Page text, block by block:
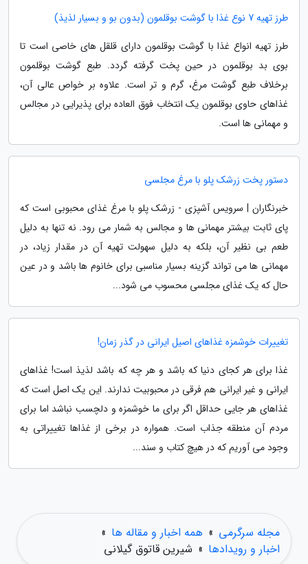
طرز تهیه 7 نوع غذا با گوشت بوقلمون (بدون بو و بسیار لذیذ)
طرز تهیه انواع غذا با گوشت بوقلمون دارای قلقل های خاصی است تا
بوی بد بوقلمون در حین پخت گرفته گردد. طبع گوشت بوقلمون
برخلاف طبع گوشت مرغ، گرم و تر است. علاوه بر خواص عالی آن،
غذاهای حاوی بوقلمون یک انتخاب فوق العاده برای پذیرایی در مجالس
و مهمانی ها است.
دستور پخت زرشک پلو با مرغ مجلسی
خبرنگاران | سرویس آشپزی - زرشک پلو با مرغ غذای محبوبی است که
پای ثابت بیشتر مهمانی ها و مجالس به شمار می رود. نه تنها به دلیل
طعم بی نظیر آن، بلکه به دلیل سهولت تهیه آن در مقدار زیاد، در
مهمانی ها می تواند گزینه بسیار مناسبی برای خانوم ها باشد و در عین
حال که یک غذای مجلسی محسوب می شود...
تغییرات خوشمزه غذاهای اصیل ایرانی در گذر زمان!
غذا برای هر کجای دنیا که باشد و هر چه که باشد لذیذ است! غذاهای
ایرانی و غیر ایرانی هم فرقی در محبوبیت ندارند. این یک اصل است که
غذاهای هر جایی حداقل اگر برای ما خوشمزه و دلچسب نباشد اما برای
مردم آن منطقه جذاب است. همواره در برخی از غذاها تغییراتی به
وجود می آوریم که در هیچ کتاب و سند...
مجله سرگرمی » همه اخبار و مقاله ها »
اخبار و رویدادها » شیرین قاتوق گیلانی